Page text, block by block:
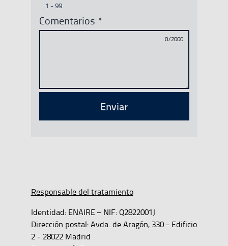
1 - 99
Comentarios *
0/2000
Enviar
Responsable del tratamiento
Identidad: ENAIRE – NIF: Q2822001J
Dirección postal: Avda. de Aragón, 330 - Edificio
2 - 28022 Madrid